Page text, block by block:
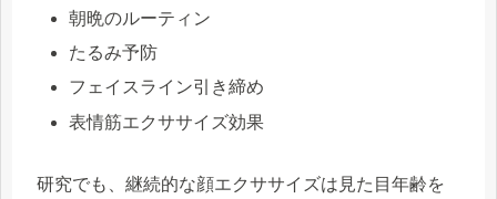
朝晩のルーティン
たるみ予防
フェイスライン引き締め
表情筋エクササイズ効果
研究でも、継続的な顔エクササイズは見た目年齢を